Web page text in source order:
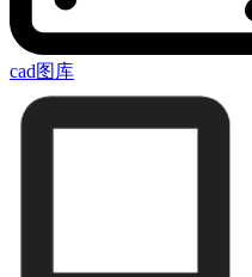
cad图库